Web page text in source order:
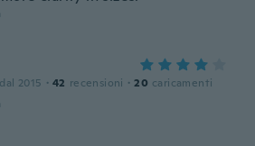
2015 · 42 recensioni · 20 caricamenti